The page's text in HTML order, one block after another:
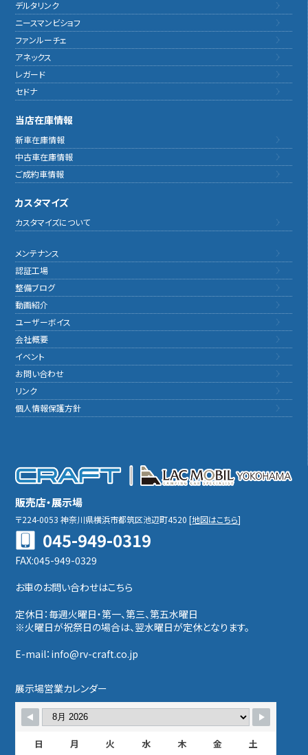
デルタリンク
ニースマンビショフ
ファンルーチェ
アネックス
レガード
セドナ
当店在庫情報
新車在庫情報
中古車在庫情報
ご成約車情報
カスタマイズ
カスタマイズについて
メンテナンス
認証工場
整備ブログ
動画紹介
ユーザーボイス
会社概要
イベント
お問い合わせ
リンク
個人情報保護方針
販売店・展示場
〒224-0053神奈川県横浜市都筑区池辺町4520[地図はこちら]
045-949-0319
FAX:045-949-0329
お車のお問い合わせはこちら
定休日：毎週火曜日・第一、第三、第五水曜日
※火曜日が祝祭日の場合は、翌水曜日が定休となります。
E-mail：info@rv-craft.co.jp
展示場営業カレンダー
日 月 火 水 木 金 土